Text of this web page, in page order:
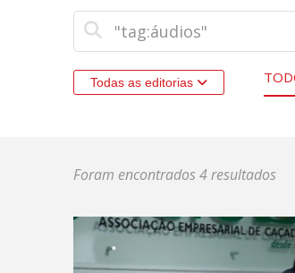
Todas as editorias
Foram encontrados 4 resultados